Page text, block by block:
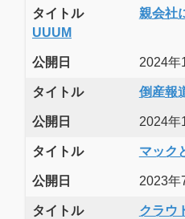
タイトル
親会社
UUUM
公開日 2024年
タイトル 倒産報
公開日 2024年
タイトル マック
公開日 2023年
タイトル
クラウ